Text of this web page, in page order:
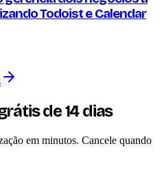
Todoist e Calendar
de 14 dias
em minutos. Cancele quando